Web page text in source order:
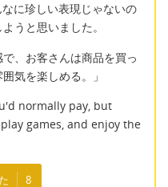
に珍しい表現じゃないの
うと思いました。
、お客さんは商品を買っ
気を楽しめる。」
normally pay, but
games, and enjoy the
8